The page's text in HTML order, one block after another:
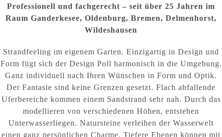
Professionell und fachgerecht – seit über 25 Jahren im
Raum Ganderkesee, Oldenburg, Bremen, Delmenhorst,
Wildeshausen
Strandfeeling im eigenem Garten. Einzigartig in Design und
Form fügt sich der Design Poll harmonisch in die Umgebung.
Ganz individuell nach Ihren Wünschen in Form und Optik.
Der Fantasie sind keine Grenzen gesetzt. Flach abfallende
Uferbereiche kommen einem Sandstrand sehr nah. Durch das
modellieren von verschiedenen Höhen, entstehen
Unterwasserliegen. Natursteine verleihen der Wasserwelt
einen ganz persönlichen Charme. Tiefere Ebenen können mit